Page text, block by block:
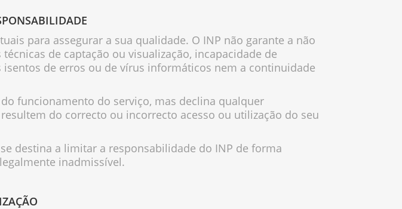
para assegurar a sua qualidade. O INP não garante a não
de captação ou visualização, incapacidade de
de erros ou de vírus informáticos nem a continuidade
funcionamento do serviço, mas declina qualquer
do correcto ou incorrecto acesso ou utilização do seu
destina a limitar a responsabilidade do INP de forma
inadmissível.